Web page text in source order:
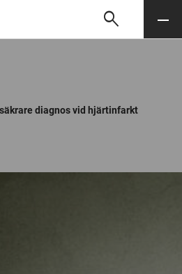
Söksearch Meny
diagnos vid hjärtinfarkt